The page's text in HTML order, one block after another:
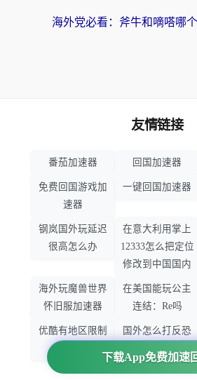
下载App免费加速
友情链接
番茄加速器 回国加速器
免费回国游戏加
速器
一键回国加速器
钢岚国外玩延迟
很高怎么办
在意大利用掌上
12333怎么把定位
修改到中国国内
海外玩魔兽世界
怀旧服加速器
在美国能玩公主
连结：Re吗
优酷有地区限制
国外怎么打反恐
精英：全球攻势